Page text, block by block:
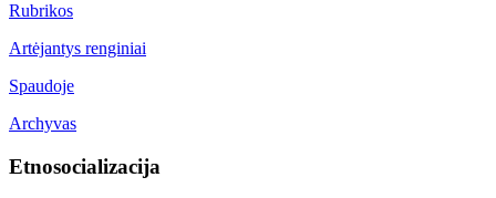
Rubrikos
Artėjantys renginiai
Spaudoje
Archyvas
Etnosocializacija